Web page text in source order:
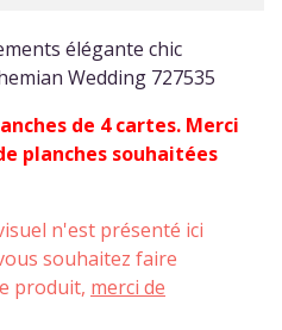
élégante chic
Wedding 727535
de 4 cartes. Merci
planches souhaitées
n'est présenté ici
souhaitez faire
produit, merci de